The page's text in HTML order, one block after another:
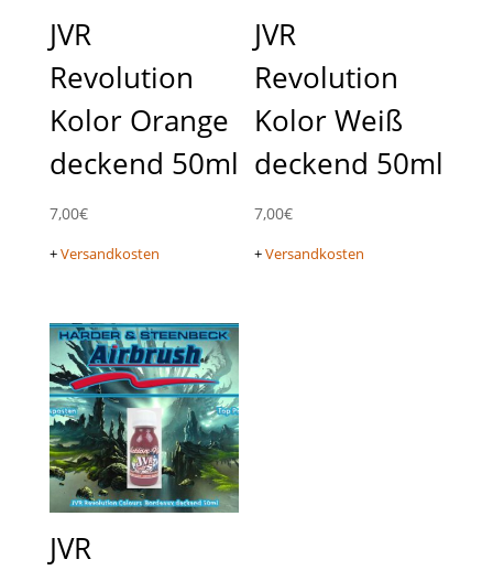
JVR
Revolution
Kolor Orange
deckend 50ml
7,00€
+Versandkosten
JVR
Revolution
Kolor Weiß
deckend 50ml
7,00€
+Versandkosten
JVR